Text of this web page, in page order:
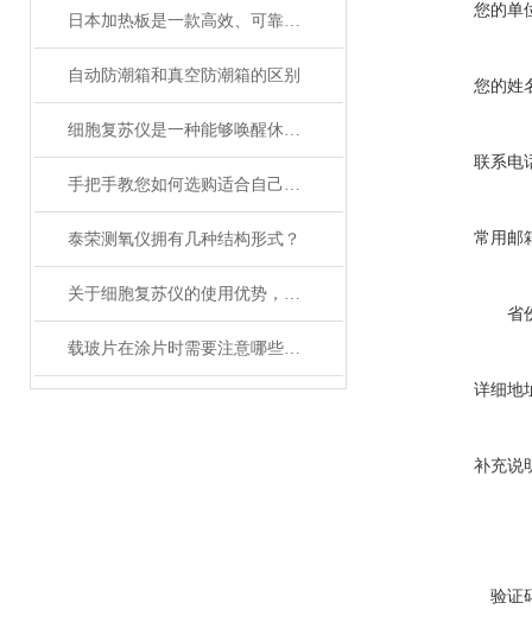
日本加热板是一款高效、可靠的加热设备
自动防潮箱和真空防潮箱的区别
细胞复苏仪是一种能够唤醒休眠状态细胞的创新设备
手把手教您如何选购适合自己的日本加热板？
泰荣测氧仪拥有几种结构形式？
关于细胞复苏仪的使用优势，你还不知道吗？
载玻片在涂片时需要注意哪些问题？
您的单
您的姓
联系电
常用邮
省
详细地
补充说
验证